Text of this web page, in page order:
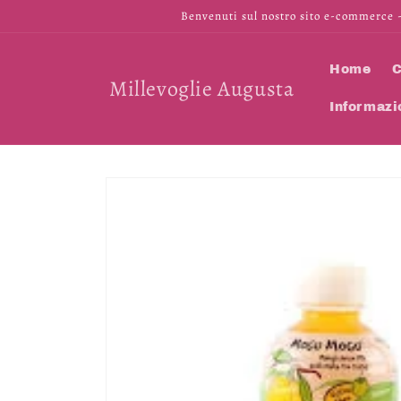
Benvenuti sul nostro sito e-commerce
Millevoglie Augusta
Home